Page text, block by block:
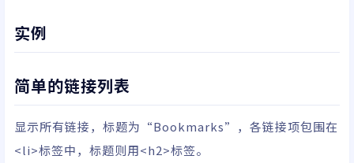
实例
简单的链接列表
显示所有链接，标题为“Bookmarks”，各链接项包围在
<li>标签中，标题则用<h2>标签。